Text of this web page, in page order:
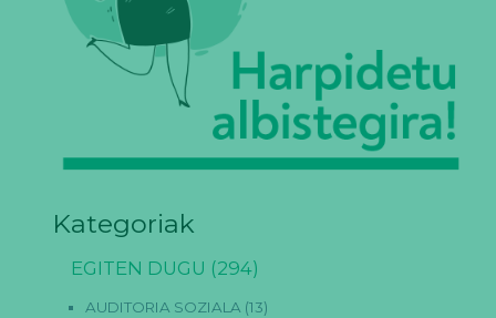
Kategoriak
EGITEN DUGU (294)
AUDITORIA SOZIALA (13)